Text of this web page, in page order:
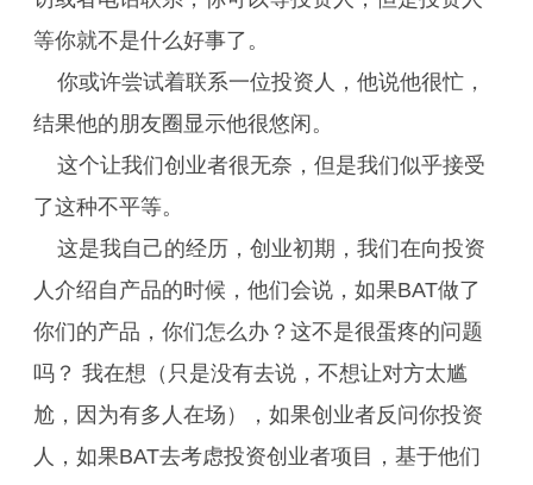
等你就不是什么好事了。
你或许尝试着联系一位投资人，他说他很忙，
结果他的朋友圈显示他很悠闲。
这个让我们创业者很无奈，但是我们似乎接受
了这种不平等。
这是我自己的经历，创业初期，我们在向投资
人介绍自产品的时候，他们会说，如果BAT做了
你们的产品，你们怎么办？这不是很蛋疼的问题
吗？ 我在想（只是没有去说，不想让对方太尴
尬，因为有多人在场），如果创业者反问你投资
人，如果BAT去考虑投资创业者项目，基于他们